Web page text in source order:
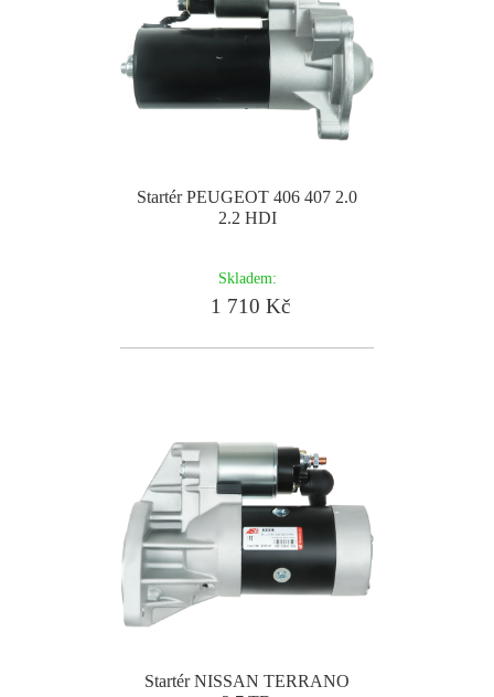
Startér PEUGEOT 406 407 2.0
2.2 HDI
Skladem:
1 710 Kč
Startér NISSAN TERRANO